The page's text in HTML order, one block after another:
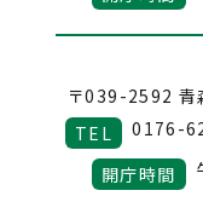
〒039-2592 青
TEL
0176-
開庁時間